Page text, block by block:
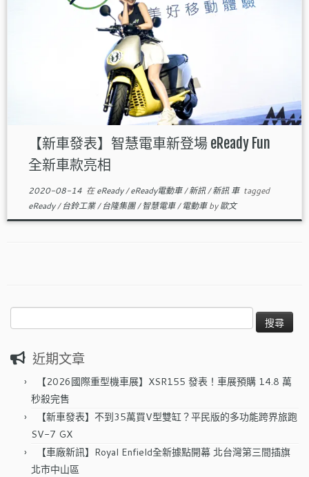
【新車發表】智慧電車新登場 eReady Fun
全新車款亮相
2020-08-14在eReady/eReady電動車/新訊/新訊 車 tagged
eReady/台鈴工業/台隆集團/智慧電車/電動車by歐文
尋
鍵
近期文章
【2026國際重型機車展】XSR155 發表！車展預購 14.8 萬
秒殺完售
【新車發表】不到35萬買V型雙缸？平民版的多功能跨界旅跑
SV-7 GX
【車廠新訊】Royal Enfield全新據點開幕 北台灣第三間插旗
北市中山區